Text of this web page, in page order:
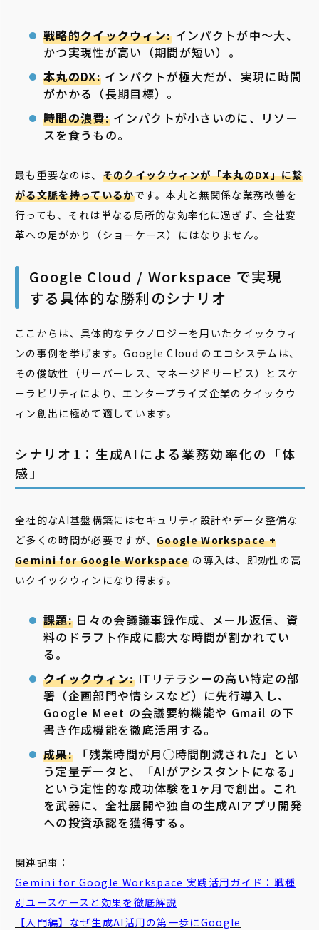
戦略的クイックウィン:インパクトが中〜大、
かつ実現性が高い（期間が短い）。
本丸のDX:インパクトが極大だが、実現に時間
がかかる（長期目標）。
時間の浪費:インパクトが小さいのに、リソー
スを食うもの。
最も重要なのは、 そのクイックウィンが「本丸のDX」に繋
がる文脈を持っているかです。本丸と無関係な業務改善を
行っても、それは単なる局所的な効率化に過ぎず、全社変
革への足がかり（ショーケース）にはなりません。
Google Cloud / Workspace で実現
する具体的な勝利のシナリオ
ここからは、具体的なテクノロジーを用いたクイックウィ
ンの事例を挙げます。Google Cloud のエコシステムは、
その俊敏性（サーバーレス、マネージドサービス）とスケ
ーラビリティにより、エンタープライズ企業のクイックウ
ィン創出に極めて適しています。
シナリオ1：生成AIによる業務効率化の「体
感」
全社的なAI基盤構築にはセキュリティ設計やデータ整備な
ど多くの時間が必要ですが、Google Workspace +
Gemini for Google Workspaceの導入は、即効性の高
いクイックウィンになり得ます。
課題:日々の会議議事録作成、メール返信、資
料のドラフト作成に膨大な時間が割かれてい
る。
クイックウィン:ITリテラシーの高い特定の部
署（企画部門や情シスなど）に先行導入し、
Google Meet の会議要約機能や Gmail の下
書き作成機能を徹底活用する。
成果:「残業時間が月◯時間削減された」とい
う定量データと、「AIがアシスタントになる」
という定性的な成功体験を1ヶ月で創出。これ
を武器に、全社展開や独自の生成AIアプリ開発
への投資承認を獲得する。
関連記事：
Gemini for Google Workspace 実践活用ガイド：職種
別ユースケースと効果を徹底解説
【入門編】なぜ生成AI活用の第一歩にGoogle